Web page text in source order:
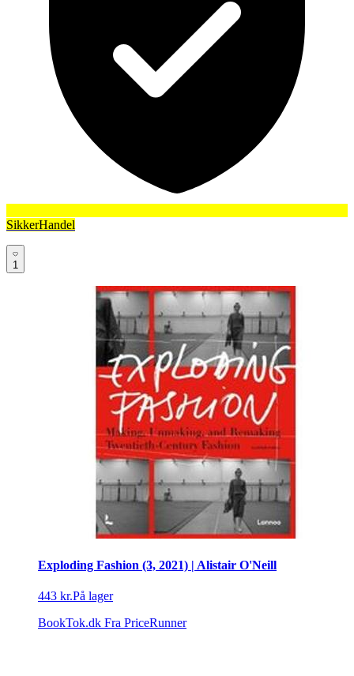
SikkerHandel
1
Exploding Fashion (3, 2021) | Alistair O'Neill
443 kr.På lager
BookTok.dk Fra PriceRunner